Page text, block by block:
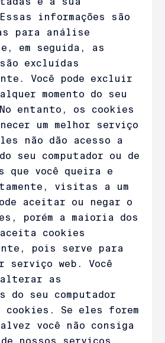
informações são
para análise
em seguida, as
excluídas
Você pode excluir
momento do seu
entanto, os cookies
um melhor serviço
não dão acesso a
seu computador ou de
que você queira e
visitas a um
aceitar ou negar o
porém a maioria dos
aceita cookies
pois serve para
serviço web. Você
alterar as
do seu computador
cookies. Se eles forem
você não consiga